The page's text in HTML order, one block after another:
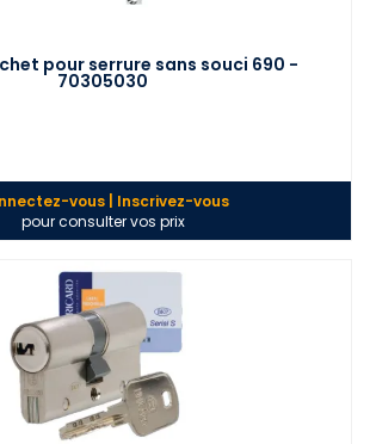
pour serrure sans souci 690 -
70305030
vous | Inscrivez-vous
pour consulter vos prix